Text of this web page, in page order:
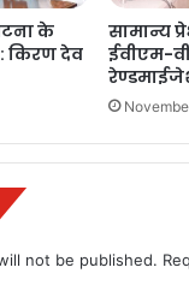
के
किरण देव
सामान्य
ईवीएम-
not be published.